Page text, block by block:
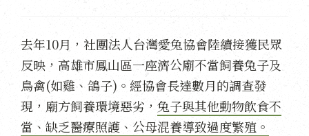
去年10月，社團法人台灣愛兔協會陸續接獲民眾
反映，高雄市鳳山區一座濟公廟不當飼養兔子及
鳥禽(如雞、鴿子)。經協會長達數月的調查發
現，廟方飼養環境惡劣， 兔子與其他動物飲食不
當、缺乏醫療照護、公母混養導致過度繁殖。